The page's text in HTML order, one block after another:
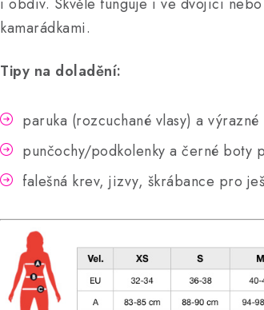
kamarádkami.
Tipy na doladění:
paruka (rozcuchané vlasy) a
punčochy/podkolenky a černé boty
falešná krev, jizvy, škrábance pro